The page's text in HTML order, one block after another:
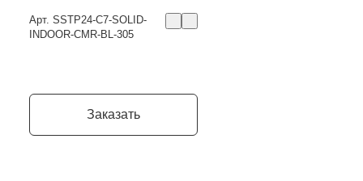
Арт. SSTP24-C7-SOLID-
INDOOR-CMR-BL-305
Заказать